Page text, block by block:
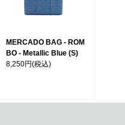
MERCADO BAG - ROM
BO - Metallic Blue (S)
8,250円(税込)